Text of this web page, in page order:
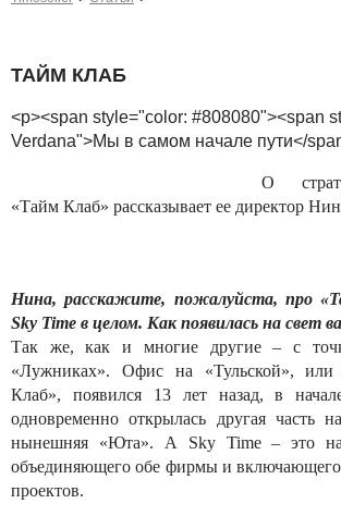
ТАЙМ КЛАБ
<p><span style="color: #808080"><span
Verdana">Мы в самом начале пути</
О
«Тайм Клаб» рассказывает ее директор
Нина, расскажите, пожалуйста, про
Sky Time в целом. Как появилась на свет
Так же, как и многие другие – с
«Лужниках». Офис на «Тульской»,
Клаб», появился 13 лет назад, в
одновременно открылась другая часть
нынешняя «Юта». А Sky Time – это
объединяющего обе фирмы и включающего
проектов.